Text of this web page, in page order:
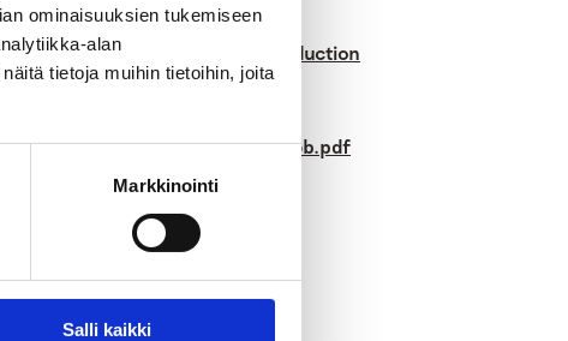
ominaisuuksien tukemiseen
alan
tietoja muihin tietoihin, joita
Markkinointi
Salli kaikki
what-is-harm-reduction